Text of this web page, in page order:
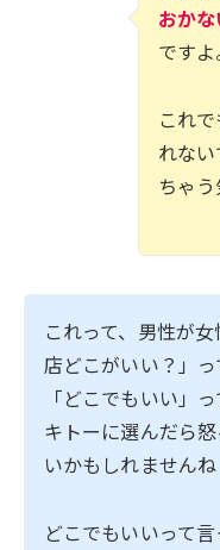
おか
ですよ
これ
れな
ちゃ
これって、男性が
店どこがいい？」
「どこでもいい」
キトーに選んだら
いかもしれませんね
どこでもいいって